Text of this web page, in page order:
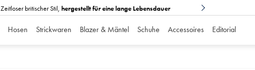
Zeitloser britischer Stil, hergestellt für eine lange Lebensdauer
Hosen Strickwaren Blazer & Mäntel Schuhe Accessoires Editorial